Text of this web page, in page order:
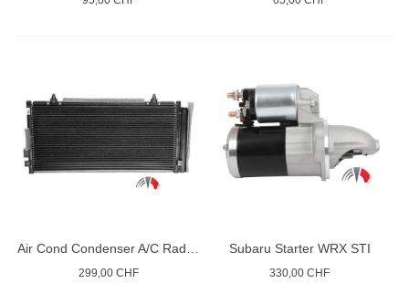
Air Cond Condenser A/C Radiator
299,00 CHF
Subaru Starter WRX STI
330,00 CHF